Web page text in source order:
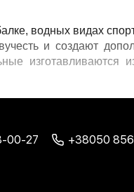
водных видах
и создают
изготавливаются
распределением
удобными
00-27 +38050